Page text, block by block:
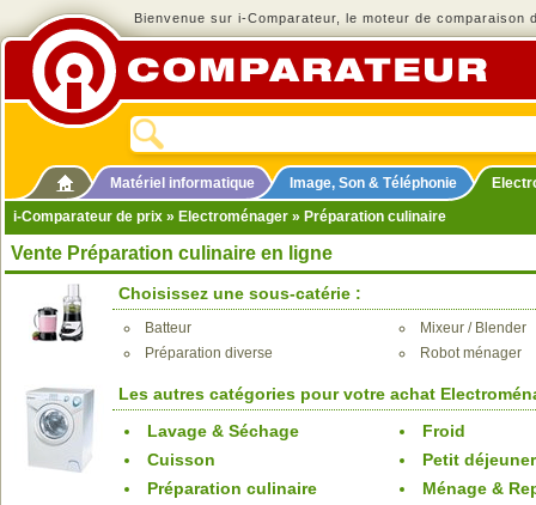
Bienvenue sur i-Comparateur, le moteur de comparaison
Matériel informatique Image, Son & Téléphonie
i-Comparateur de prix » Electroménager » Préparation culinaire
Vente Préparation culinaire en ligne
Choisissez une sous-catérie :
Batteur
Mixeur / Blender
Préparation diverse
Robot ménager
Les autres catégories pour votre achat
Lavage & Séchage
Froid
Cuisson
Petit déjeuner
Préparation culinaire
Ménage &